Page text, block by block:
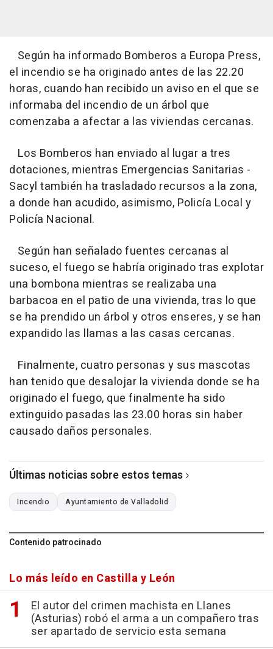
Según ha informado Bomberos a Europa Press,
el incendio se ha originado antes de las 22.20
horas, cuando han recibido un aviso en el que se
informaba del incendio de un árbol que
comenzaba a afectar a las viviendas cercanas.
Los Bomberos han enviado al lugar a tres
dotaciones, mientras Emergencias Sanitarias -
Sacyl también ha trasladado recursos a la zona,
a donde han acudido, asimismo, Policía Local y
Policía Nacional.
Según han señalado fuentes cercanas al
suceso, el fuego se habría originado tras explotar
una bombona mientras se realizaba una
barbacoa en el patio de una vivienda, tras lo que
se ha prendido un árbol y otros enseres, y se han
expandido las llamas a las casas cercanas.
Finalmente, cuatro personas y sus mascotas
han tenido que desalojar la vivienda donde se ha
originado el fuego, que finalmente ha sido
extinguido pasadas las 23.00 horas sin haber
causado daños personales.
Últimas noticias sobre estos temas
Incendio Ayuntamiento de Valladolid
Contenido patrocinado
Lo más leído en Castilla y León
El autor del crimen machista en Llanes
(Asturias) robó el arma a un compañero tras
ser apartado de servicio esta semana